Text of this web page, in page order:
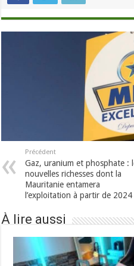
Précédent
Gaz, uranium et phosphate :
nouvelles richesses dont la
Mauritanie entamera
l’exploitation à partir de 2024
À lire aussi